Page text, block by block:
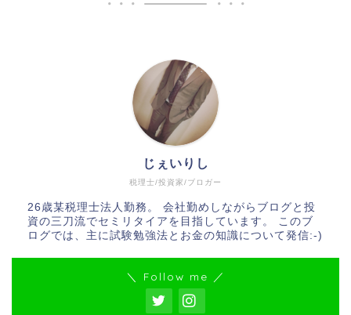
税理士/投資家/ブロガー
じぇいりし
26歳某税理士法人勤務。 会社勤めしながらブログと投
資の三刀流でセミリタイアを目指しています。 このブ
ログでは、主に試験勉強法とお金の知識について発信:-)
＼ Follow me ／